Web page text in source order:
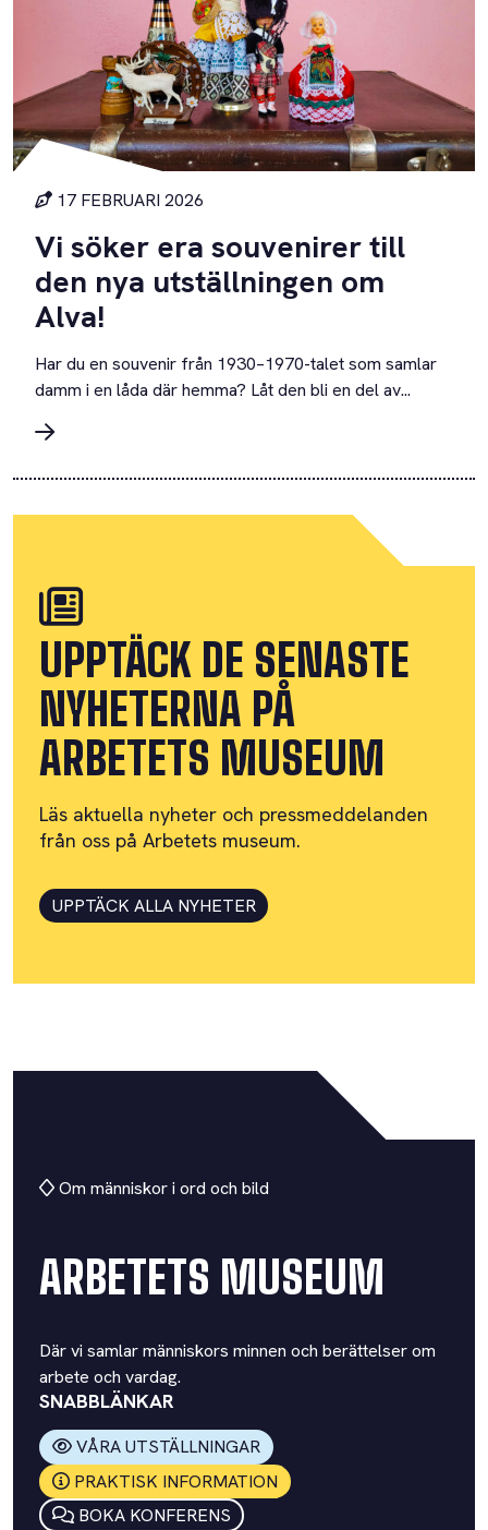
17 FEBRUARI 2026
Vi söker era souvenirer till
den nya utställningen om
Alva!
Har du en souvenir från 1930–1970-talet som samlar
damm i en låda där hemma? Låt den bli en del av...
UPPTÄCK DE SENASTE
NYHETERNA PÅ
ARBETETS MUSEUM
Läs aktuella nyheter och pressmeddelanden
från oss på Arbetets museum.
UPPTÄCK ALLA NYHETER
Om människor i ord och bild
ARBETETS MUSEUM
Där vi samlar människors minnen och berättelser om
arbete och vardag.
SNABBLÄNKAR
VÅRA UTSTÄLLNINGAR
PRAKTISK INFORMATION
BOKA KONFERENS